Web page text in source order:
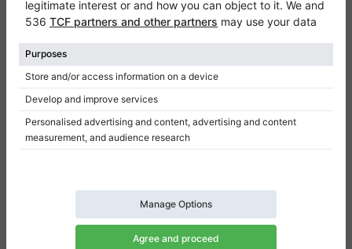
FAQ
Contatto
Chi siamo
Scrivi una recensione
Regolamento
Impostazioni per il consenso